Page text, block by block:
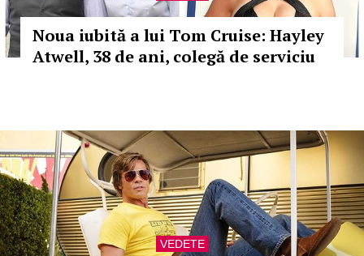
Noua iubită a lui Tom Cruise: Hayley
Atwell, 38 de ani, colegă de serviciu
VEDETE